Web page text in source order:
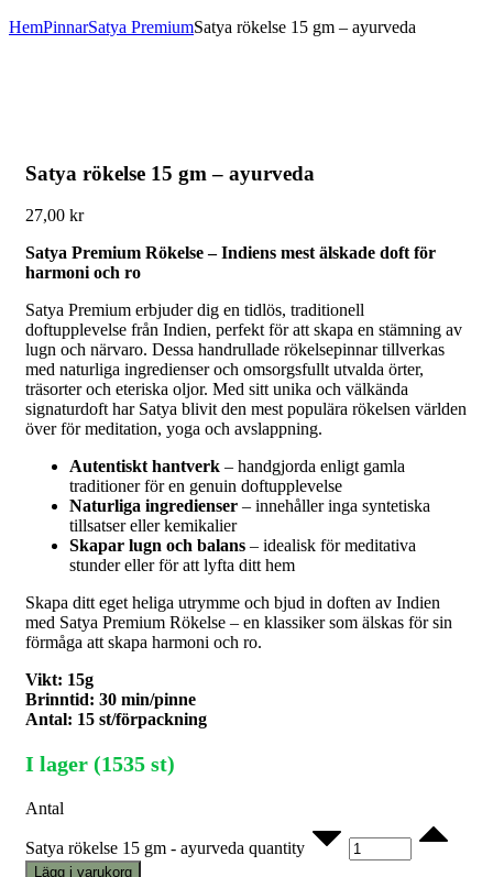
HemPinnarSatya PremiumSatya rökelse 15 gm – ayurveda
Satya rökelse 15 gm – ayurveda
27,00 kr
Satya Premium Rökelse – Indiens mest älskade doft för
harmoni och ro
Satya Premium erbjuder dig en tidlös, traditionell
doftupplevelse från Indien, perfekt för att skapa en stämning av
lugn och närvaro. Dessa handrullade rökelsepinnar tillverkas
med naturliga ingredienser och omsorgsfullt utvalda örter,
träsorter och eteriska oljor. Med sitt unika och välkända
signaturdoft har Satya blivit den mest populära rökelsen världen
över för meditation, yoga och avslappning.
Autentiskt hantverk – handgjorda enligt gamla
traditioner för en genuin doftupplevelse
Naturliga ingredienser – innehåller inga syntetiska
tillsatser eller kemikalier
Skapar lugn och balans – idealisk för meditativa
stunder eller för att lyfta ditt hem
Skapa ditt eget heliga utrymme och bjud in doften av Indien
med Satya Premium Rökelse – en klassiker som älskas för sin
förmåga att skapa harmoni och ro.
Vikt: 15g
Brinntid: 30 min/pinne
Antal: 15 st/förpackning
I lager (1535 st)
Antal
Satya rökelse 15 gm - ayurveda quantity
Lägg i varukorg